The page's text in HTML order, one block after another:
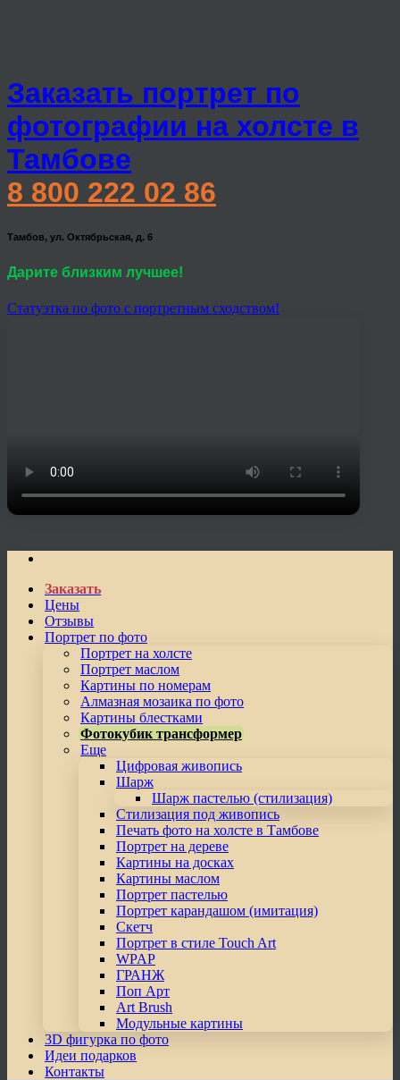
Заказать портрет по
фотографии на холсте в
Тамбове
8 800 222 02 86
Тамбов, ул. Октябрьская, д. 6
Дарите близким лучшее!
Статуэтка по фото с портретным сходством!
Заказать
Цены
Отзывы
Портрет по фото
Портрет на холсте
Портрет маслом
Картины по номерам
Алмазная мозаика по фото
Картины блестками
Фотокубик трансформер
Еще
Цифровая живопись
Шарж
Шарж пастелью (стилизация)
Стилизация под живопись
Печать фото на холсте в Тамбове
Портрет на дереве
Картины на досках
Картины маслом
Портрет пастелью
Портрет карандашом (имитация)
Скетч
Портрет в стиле Touch Art
WPAP
ГРАНЖ
Поп Арт
Art Brush
Модульные картины
3D фигурка по фото
Идеи подарков
Контакты